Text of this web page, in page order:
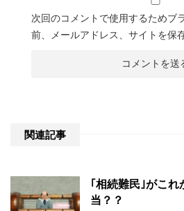
次回のコメントで使用するためブ
前、メールアドレス、サイトを保
関連記事
｢相続難民｣がこ
当？？